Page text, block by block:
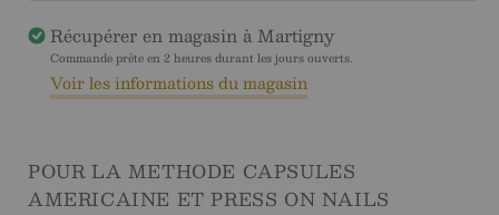
NKF
-
Soft
Gel
NKF
-
Soft
Gel
Récupérer en magasin à Martigny
Commande prête en 2 heures durant les jours ouverts.
Voir les informations du magasin
POUR LA METHODE CAPSULES
AMERICAINE ET PRESS ON NAILS